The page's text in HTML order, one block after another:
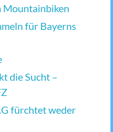
Mountainbiken
für Bayerns
die Sucht –
fürchtet weder